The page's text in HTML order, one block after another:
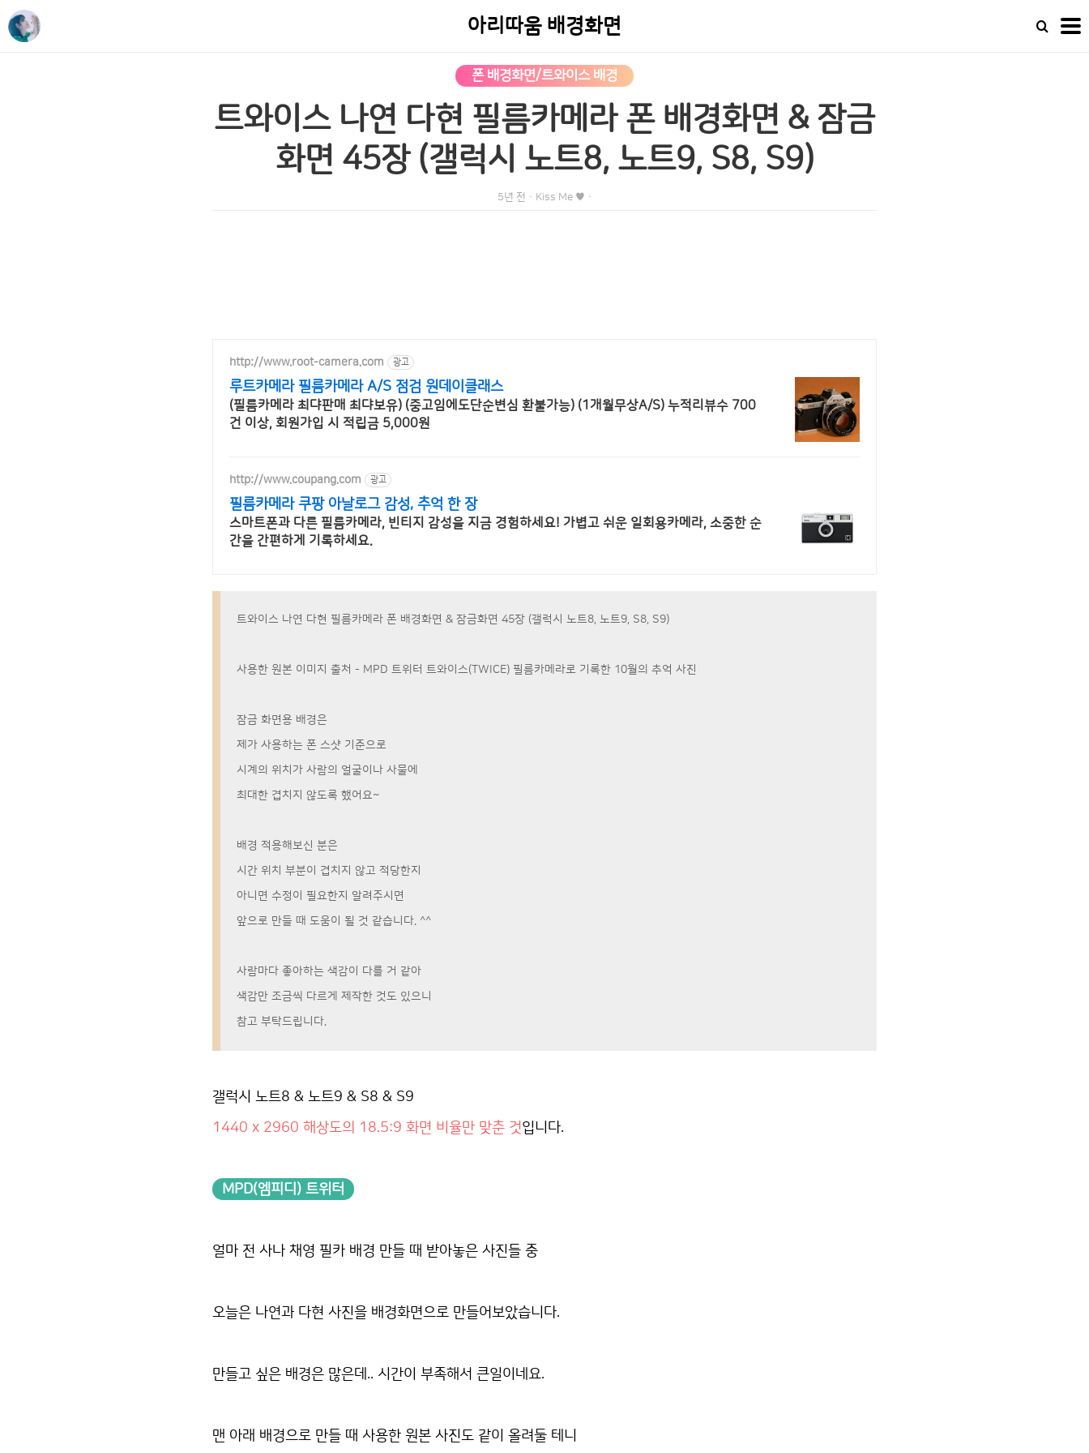
아리따움 배경화면
폰 배경화면/트와이스 배경
트와이스 나연 다현 필름카메라 폰 배경화면 & 잠금
화면 45장 (갤럭시 노트8, 노트9, S8, S9)
5년 전 · Kiss Me ♥ ·
http://www.root-camera.com 광고
루트카메라 필름카메라 A/S 점검 원데이클래스
(필름카메라 최댜판매 최댜보유) (중고임에도단순변심 환불가능) (1개월무상A/S) 누적리뷰수 700
건 이상, 회원가입 시 적립금 5,000원
http://www.coupang.com 광고
필름카메라 쿠팡 아날로그 감성, 추억 한 장
스마트폰과 다른 필름카메라, 빈티지 감성을 지금 경험하세요! 가볍고 쉬운 일회용카메라, 소중한 순
간을 간편하게 기록하세요.
트와이스 나연 다현 필름카메라 폰 배경화면 & 잠금화면 45장 (갤럭시 노트8, 노트9, S8, S9)
사용한 원본 이미지 출처 - MPD 트위터 트와이스(TWICE) 필름카메라로 기록한 10월의 추억 사진
잠금 화면용 배경은
제가 사용하는 폰 스샷 기준으로
시계의 위치가 사람의 얼굴이나 사물에
최대한 겹치지 않도록 했어요~
배경 적용해보신 분은
시간 위치 부분이 겹치지 않고 적당한지
아니면 수정이 필요한지 알려주시면
앞으로 만들 때 도움이 될 것 같습니다. ^^
사람마다 좋아하는 색감이 다를 거 같아
색감만 조금씩 다르게 제작한 것도 있으니
참고 부탁드립니다.
갤럭시 노트8 & 노트9 & S8 & S9
1440 x 2960 해상도의 18.5:9 화면 비율만 맞춘 것입니다.
MPD(엠피디) 트위터
얼마 전 사나 채영 필카 배경 만들 때 받아놓은 사진들 중
오늘은 나연과 다현 사진을 배경화면으로 만들어보았습니다.
만들고 싶은 배경은 많은데.. 시간이 부족해서 큰일이네요.
맨 아래 배경으로 만들 때 사용한 원본 사진도 같이 올려둘 테니